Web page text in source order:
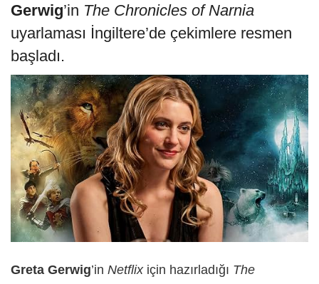
Gerwig’in The Chronicles of Narnia
uyarlaması İngiltere’de çekimlere resmen
başladı.
Greta Gerwig’in Netflixiçin hazırladığı The